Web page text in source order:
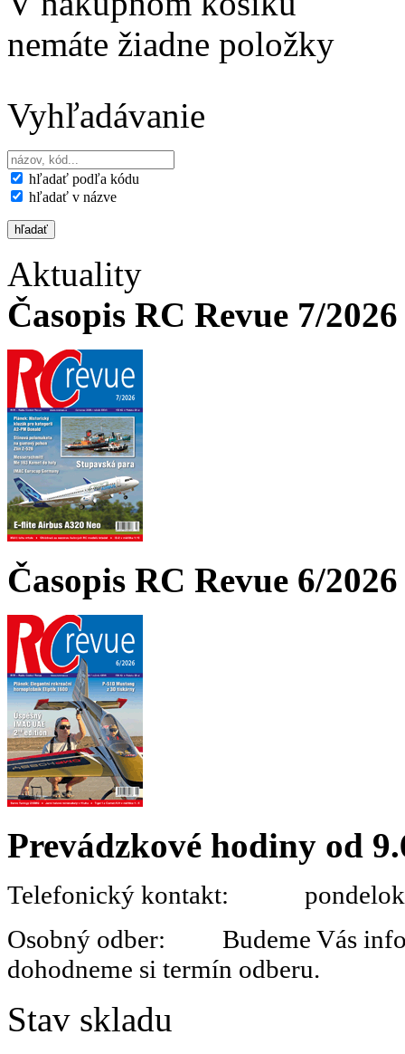
nemáte žiadne položky
Vyhľadávanie
hľadať podľa kódu
hľadať v názve
Aktuality
Časopis RC Revue 7/
Časopis RC Revue 6/
Prevádzkové hodiny od
Telefonický kontakt:
Osobný odber: Budeme Vás
dohodneme si termín odberu.
Stav skladu